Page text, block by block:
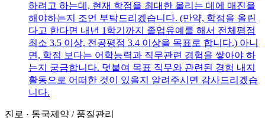
하려고 하는데, 현재 학점을 최대한 올리는 데에 매진을
해야하는지 조언 부탁드리겠습니다. (만약, 학점을 올린
다고 한다면 내년 1학기까지 졸업유예를 해서 전체평점
최소 3.5 이상, 전공평점 3.4 이상을 목표로 합니다.) 아니
면, 학점 보다는 어학능력과 직무관련 경험을 쌓아야 하
는지 궁금합니다. 덧붙여 목표 직무와 관련된 경험 내지
활동으로 어떠한 것이 있을지 알려주시면 감사드리겠습
니다.
진로 · 동국제약 / 품질관리